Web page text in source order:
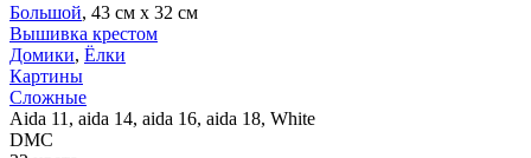
Большой, 43 см х 32 см
Вышивка крестом
Домики, Ёлки
Картины
Сложные
Aida 11, aida 14, aida 16, aida 18, White
DMC